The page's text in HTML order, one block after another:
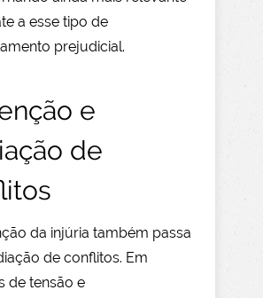
a esse tipo de
prejudicial.
e
de
da injúria também passa
de conflitos. Em
de tensão e